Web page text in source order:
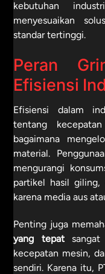
kebutuhan
menyesuaikan
standar tertinggi.
Peran
Efisiensi
Efisiensi dalam
tentang
bagaimana
material.
mengurangi
partikel hasil giling,
karena media aus
Penting juga
yang tepatsangat
kecepatan mesin,
sendiri. Karena itu,